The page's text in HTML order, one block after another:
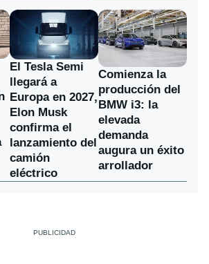
El Tesla Semi
llegará a
Europa en 2027,
Elon Musk
confirma el
lanzamiento del
camión
eléctrico
Comienza la
producción del
BMW i3: la
elevada
demanda
augura un éxito
arrollador